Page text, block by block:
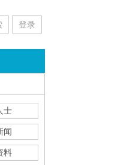
登录
士
闻
料